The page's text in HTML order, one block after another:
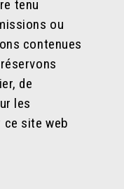
tenu
ou
contenues
de
les
site web